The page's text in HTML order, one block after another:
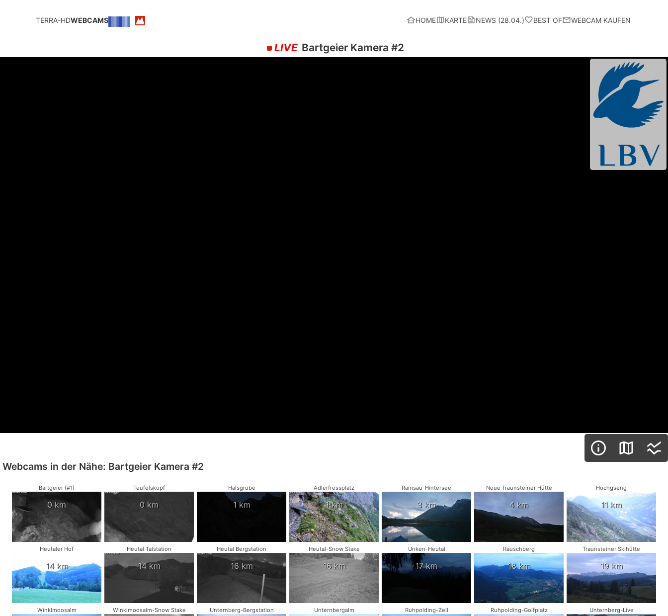
TERRA-HDWEBCAMS HOME KARTE NEWS (28.04.) BEST OF WEBCAM KAUFEN
LIVE Bartgeier Kamera #2
Webcams in der Nähe: Bartgeier Kamera #2
Bartgeier (#1)
0 km
Teufelskopf
0 km
Halsgrube
1 km
Adlerfressplatz
1 km
Ramsau-Hintersee
3 km
Neue Traunsteiner Hütte
4 km
Hochgseng
11 km
Heutaler Hof
14 km
Heutal Talstation
14 km
Heutal Bergstation
16 km
Heutal-Snow Stake
16 km
Unken-Heutal
17 km
Rauschberg
18 km
Traunsteiner Skihütte
19 km
Winklmoosalm Winklmoosalm-Snow Stake Unternberg-Bergstation Unternbergalm Ruhpolding-Zell Ruhpolding-Golfplatz Unternberg-Live